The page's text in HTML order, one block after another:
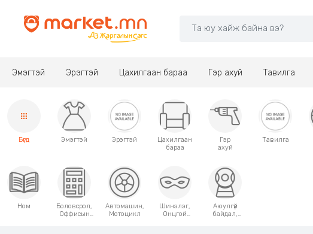
Эмэгтэй Эрэгтэй Цахилгаан бараа Гэр ахуй Тавилга
Бүгд Эмэгтэй Эрэгтэй
Цахилгаан
бараа
Гэр
ахуй
Тавилга
Ном
Боловсрол,
Оффисын
Автомашин,
Мотоцикл
Шинэлэг,
Онцгой
Аюулгүй
байдал,